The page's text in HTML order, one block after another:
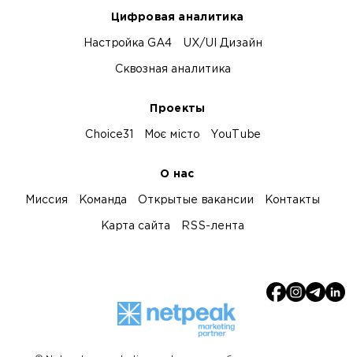
Цифровая аналитика
Настройка GA4 UX/UI Дизайн
Сквозная аналитика
Проекты
Choice31 Моє місто YouTube
О нас
Миссия Команда Открытые вакансии Контакты
Карта сайта RSS-лента